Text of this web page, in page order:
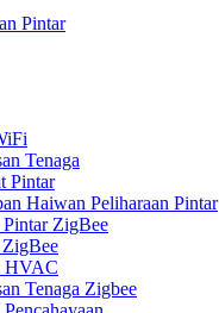
Pintar
Tenaga
Pintar
Haiwan Peliharaan Pintar
ZigBee
HVAC
Tenaga Zigbee